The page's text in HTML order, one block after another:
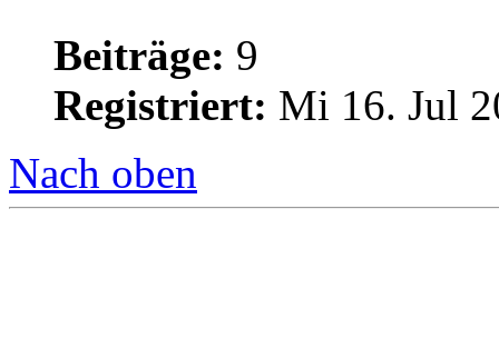
Beiträge: 9
Registriert: Mi 16. Jul
Nach oben